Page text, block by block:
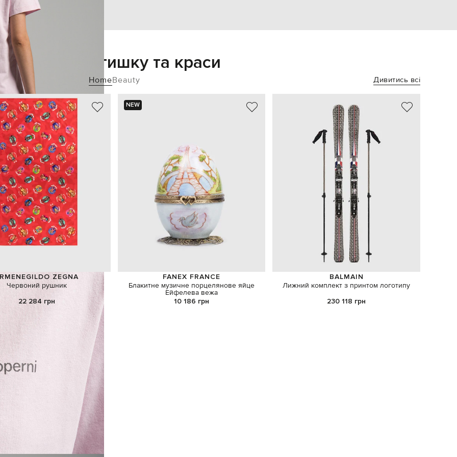
Додайте затишку та краси
HomeBeauty Дивитись всі
ZEGNA
Червоний рушник
22 284 грн
NEW
FANEX FRANCE
Блакитне музичне порцелянове яйце
Ейфелева вежа
10 186 грн
BALMAIN
Лижний комплект з принтом логотипу
230 118 грн